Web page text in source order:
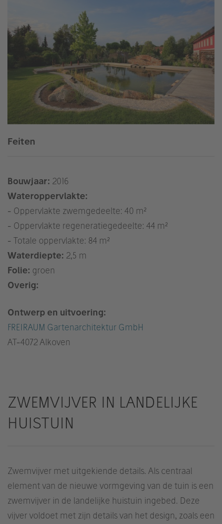
Feiten
Bouwjaar: 2016
Wateroppervlakte:
- Oppervlakte zwemgedeelte: 40 m²
- Oppervlakte regeneratiegedeelte: 44 m²
- Totale oppervlakte: 84 m²
Waterdiepte: 2,5 m
Folie: groen
Overig:
Ontwerp en uitvoering:
FREIRAUM Gartenarchitektur GmbH
AT-4072 Alkoven
ZWEMVIJVER IN LANDELIJKE
HUISTUIN
Zwemvijver met uitgekiende details. Als centraal
element van de nieuwe vormgeving van de tuin is een
zwemvijver in de landelijke huistuin ingebed. Deze
vijver voldoet met zijn details van het design, zoals een